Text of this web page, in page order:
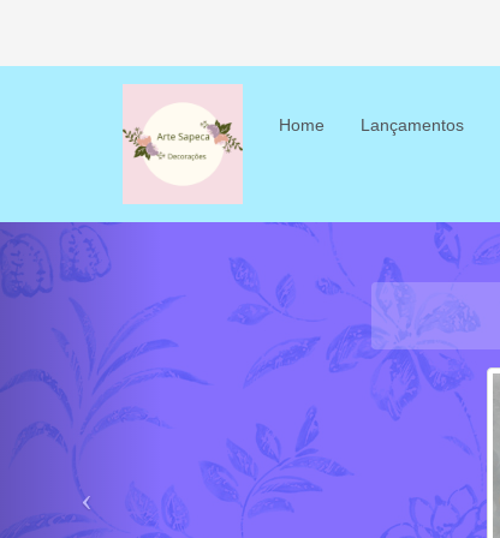
Home Lançamentos